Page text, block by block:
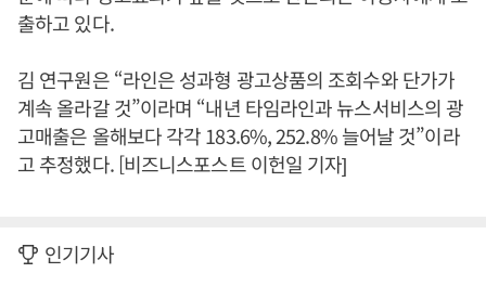
출하고 있다.
김 연구원은 “라인은 성과형 광고상품의 조회수와 단가가
계속 올라갈 것”이라며 “내년 타임라인과 뉴스서비스의 광
고매출은 올해보다 각각 183.6%, 252.8% 늘어날 것”이라
고 추정했다. [비즈니스포스트 이헌일 기자]
인기기사